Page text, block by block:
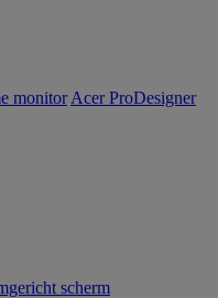
monitor Acer ProDesigner
scherm